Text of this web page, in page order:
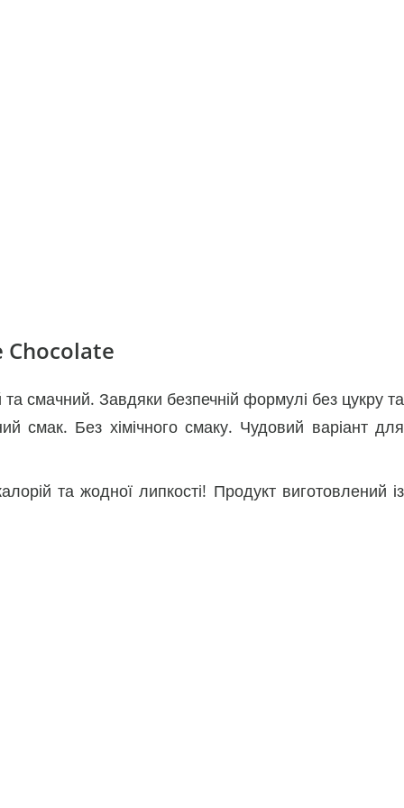
Chocolate
смачний. Завдяки безпечній формулі без цукру та
смак. Без хімічного смаку. Чудовий варіант для
та жодної липкості! Продукт виготовлений із